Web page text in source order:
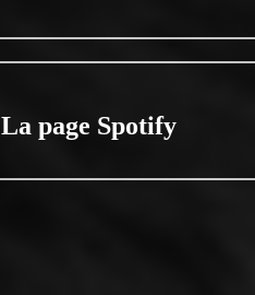
La page Spotify